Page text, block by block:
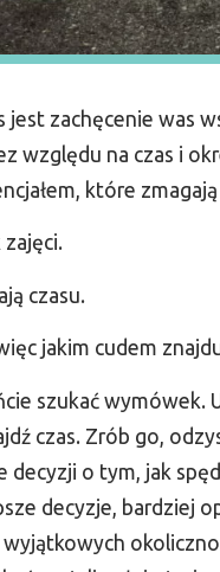
jest zachęcenie was
względu na czas i
które
zajęci.
czasu.
jakim cudem
szukać wymówek.
czas. Zrób go,
decyzji o tym, jak
decyzje, bardziej